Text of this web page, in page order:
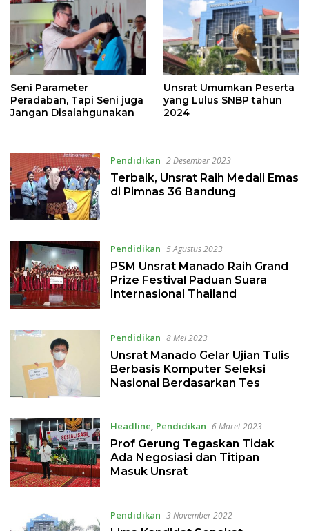
Seni Parameter
Peradaban, Tapi Seni juga
Jangan Disalahgunakan
Unsrat Umumkan Peserta
yang Lulus SNBP tahun
2024
Pendidikan 2 Desember 2023
Terbaik, Unsrat Raih Medali Emas
di Pimnas 36 Bandung
Pendidikan 5 Agustus 2023
PSM Unsrat Manado Raih Grand
Prize Festival Paduan Suara
Internasional Thailand
Pendidikan 8 Mei 2023
Unsrat Manado Gelar Ujian Tulis
Berbasis Komputer Seleksi
Nasional Berdasarkan Tes
Headline, Pendidikan 6 Maret 2023
Prof Gerung Tegaskan Tidak
Ada Negosiasi dan Titipan
Masuk Unsrat
Pendidikan 3 November 2022